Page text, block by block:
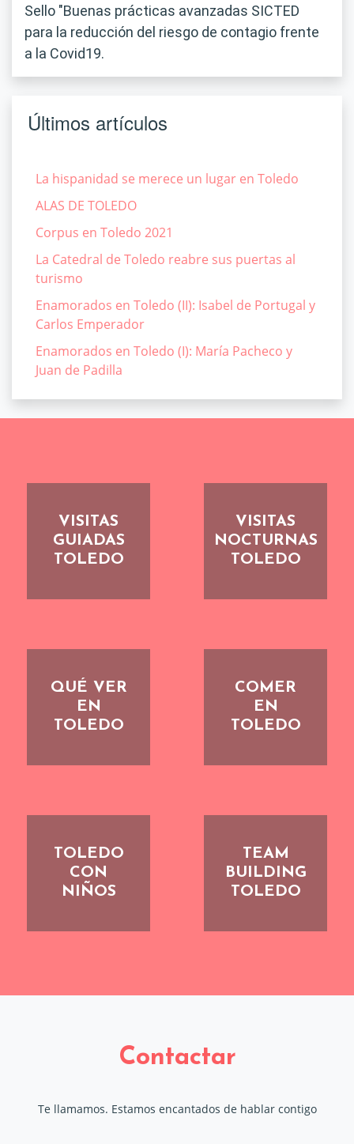
Sello "Buenas prácticas avanzadas SICTED
para la reducción del riesgo de contagio frente
a la Covid19.
Últimos artículos
La hispanidad se merece un lugar en Toledo
ALAS DE TOLEDO
Corpus en Toledo 2021
La Catedral de Toledo reabre sus puertas al
turismo
Enamorados en Toledo (II): Isabel de Portugal y
Carlos Emperador
Enamorados en Toledo (I): María Pacheco y
Juan de Padilla
VISITAS
GUIADAS
TOLEDO
VISITAS
NOCTURNAS
TOLEDO
QUÉ VER
EN
TOLEDO
COMER
EN
TOLEDO
TOLEDO
CON
NIÑOS
TEAM
BUILDING
TOLEDO
Contactar
Te llamamos. Estamos encantados de hablar contigo